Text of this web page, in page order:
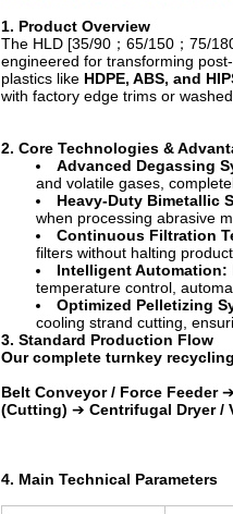
1. Product Overview
The HLD [35/90；65/150；75/
engineered for transforming
plastics like HDPE, ABS, and
with factory edge trims or
2. Core Technologies &
Advanced Degassing
and volatile gases,
Heavy-Duty Bimetallic
when processing abrasive
Continuous Filtration
filters without halting
Intelligent Automation:
temperature control,
Optimized Pelletizing
cooling strand cutting,
3. Standard Production Flow
Our complete turnkey
Belt Conveyor / Force Feeder➔
(Cutting) ➔ Centrifugal Dryer /
4. Main Technical Parameters